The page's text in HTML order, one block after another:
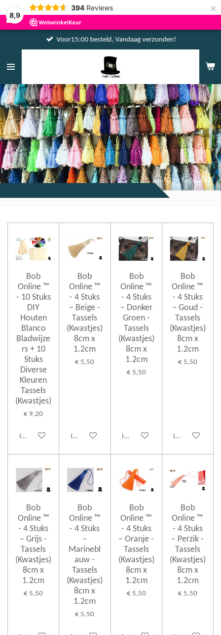
8,9
394 Reviews ×
Voor15:00 besteld, Vandaag verzonden!
Bob
Online ™
- 10 Stuks
DIY
Houten
Blanco
Bladwijze
rs + 10
Stuks
Diverse
Kleuren
Tassels
(Kwastjes)
€ 9,20
In winkelwagen
Bob
Online ™
- 4 Stuks
– Beige -
Tassels
(Kwastjes)
8cm x
1.2cm
€ 5,50
In winkelwagen
Bob
Online ™
- 4 Stuks
– Donker
Groen -
Tassels
(Kwastjes)
8cm x
1.2cm
€ 5,50
In winkelwagen
Bob
Online ™
- 4 Stuks
– Goud -
Tassels
(Kwastjes)
8cm x
1.2cm
€ 5,50
In winkelwagen
Bob
Online ™
- 4 Stuks
– Grijs -
Tassels
(Kwastjes)
8cm x
1.2cm
€ 5,50
Bob
Online ™
- 4 Stuks
–
Marinebl
auw -
Tassels
(Kwastjes)
8cm x
1.2cm
€ 5,50
Bob
Online ™
- 4 Stuks
– Oranje -
Tassels
(Kwastjes)
8cm x
1.2cm
€ 5,50
Bob
Online ™
- 4 Stuks
– Perzik -
Tassels
(Kwastjes)
8cm x
1.2cm
€ 5,50